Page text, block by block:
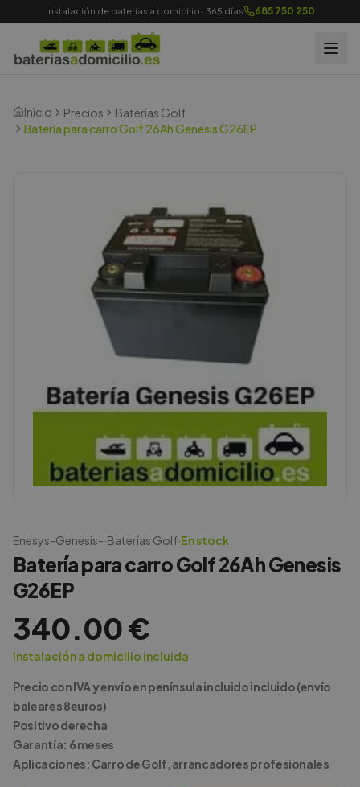
Instalación de baterías a domicilio · 365 días 685 750 250
Inicio Precios
Baterías Golf
Batería para carro Golf 26Ah Genesis G26EP
Enesys-Genesis-·Baterías Golf·En stock
Batería para carro Golf 26Ah Genesis
G26EP
340.00€
Instalación a domicilio incluida
Precio con IVA y envío en península incluido incluido (envío
baleares 8euros)
Positivo derecha
Garantía: 6 meses
Aplicaciones: Carro de Golf, arrancadores profesionales